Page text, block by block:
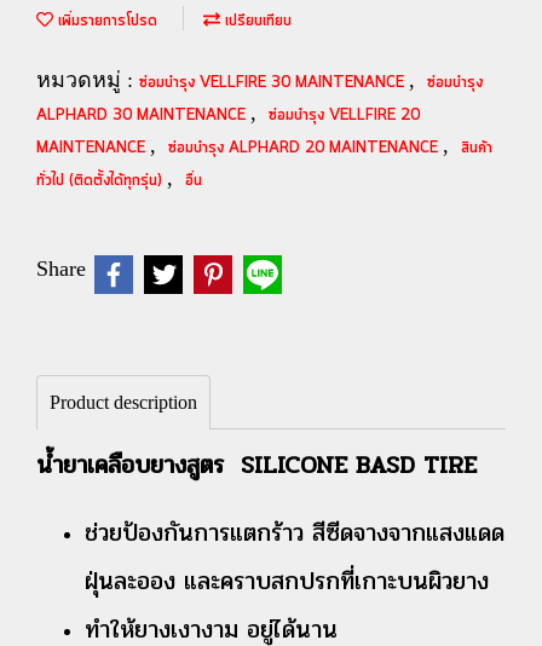
เพิ่มรายการโปรด เปรียบเทียบ
หมวดหมู่ : ซ่อมบำรุง VELLFIRE 30 MAINTENANCE , ซ่อมบำรุง
ALPHARD 30 MAINTENANCE , ซ่อมบำรุง VELLFIRE 20
MAINTENANCE , ซ่อมบำรุง ALPHARD 20 MAINTENANCE , สินค้า
ทั่วไป (ติดตั้งได้ทุกรุ่น) , อื่น
Share
Product description
น้ำยาเคลือบยางสูตร SILICONE BASD TIRE
ช่วยป้องกันการแตกร้าว สีซีดจางจากแสงแดด
ฝุ่นละออง และคราบสกปรกที่เกาะบนผิวยาง
ทำให้ยางเงางาม อยู่ได้นาน